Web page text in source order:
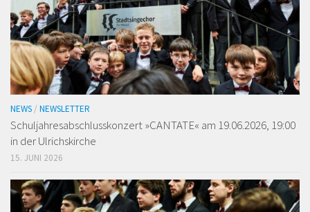
NEWS / NEWSLETTER
Schuljahresabschlusskonzert »CANTATE« am 19.06.2026, 19:00
in der Ulrichskirche
15. JUNI 2026